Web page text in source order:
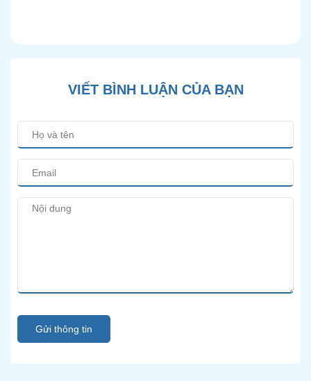
VIẾT BÌNH LUẬN CỦA BẠN
Gửi thông tin